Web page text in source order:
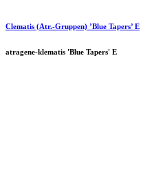
Clematis (Atr.-Gruppen) ’Blue Tapers’ E
atragene-klematis 'Blue Tapers' E